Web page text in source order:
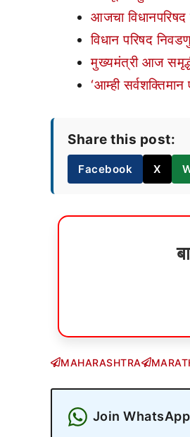
आजचा
विधान परिषद
मुख्यमंत्री आज समृद्धी
‘आम्ही
Share this post:
Facebook X
MAHARASHTRA
Join WhatsApp